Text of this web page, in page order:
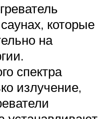
которые
на
спектра
излучение,